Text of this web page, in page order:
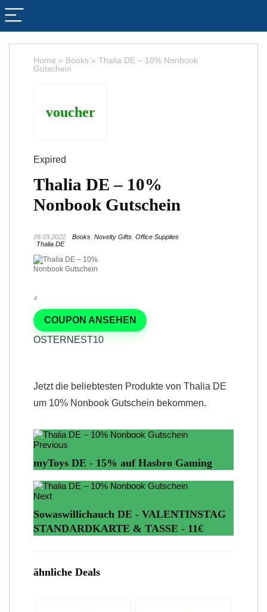
Home » Books » Thalia DE – 10% Nonbook
Gutschein
voucher
Expired
Thalia DE – 10%
Nonbook Gutschein
26.03.2022 Books Novelty Gifts Office Supplies
Thalia DE
4
COUPON ANSEHEN
OSTERNEST10
Jetzt die beliebtesten Produkte von Thalia DE
um 10% Nonbook Gutschein bekommen.
Previous
myToys DE - 15% auf Hasbro Gaming
Next
Sowaswillichauch DE - VALENTINSTAG
STANDARDKARTE & TASSE - 11€
ähnliche Deals